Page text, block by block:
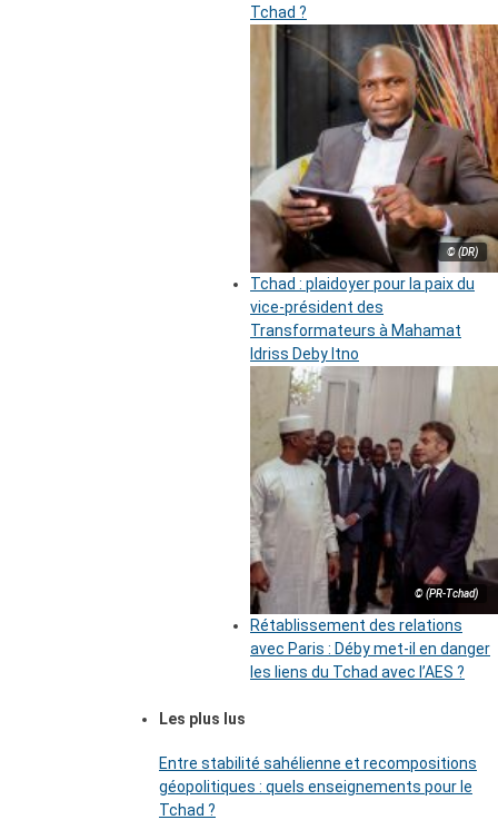
Tchad ?
© (DR)
Tchad : plaidoyer pour la paix du
vice-président des
Transformateurs à Mahamat
Idriss Deby Itno
© (PR-Tchad)
Rétablissement des relations
avec Paris : Déby met-il en danger
les liens du Tchad avec l’AES ?
Les plus lus
Entre stabilité sahélienne et recompositions
géopolitiques : quels enseignements pour le
Tchad ?